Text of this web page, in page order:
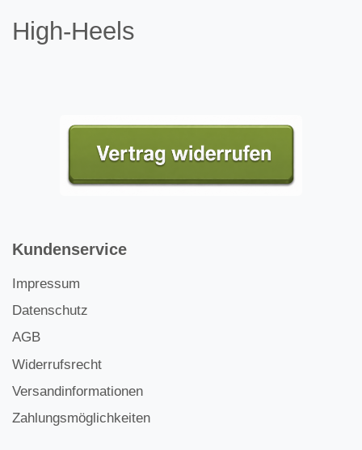
High-Heels
Kundenservice
Impressum
Datenschutz
AGB
Widerrufsrecht
Versandinformationen
Zahlungsmöglichkeiten